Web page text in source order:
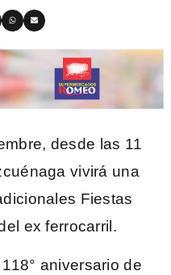
desde las 11
vivirá una
Fiestas
ex ferrocarril.
aniversario de